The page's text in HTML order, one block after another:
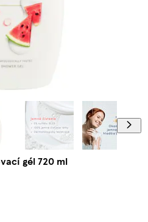
gél 720 ml